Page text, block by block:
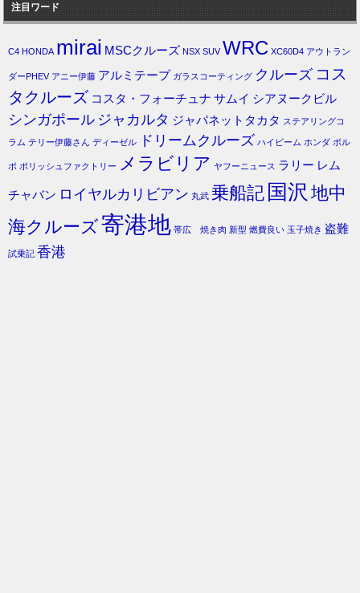
注目ワード
C4 HONDA mirai MSCクルーズ NSX SUV WRC XC60D4 アウトラン
ダーPHEV アニー伊藤 アルミテープ ガラスコーティング クルーズ コス
タクルーズ コスタ・フォーチュナ サムイ シアヌークビル
シンガポール ジャカルタ ジャパネットタカタ ステアリングコ
ラム テリー伊藤さん ディーゼル ドリームクルーズ ハイビーム ホンダ ボル
ボ ポリッシュファクトリー メラビリア ヤフーニュース ラリー レム
チャバン ロイヤルカリビアン 丸武 乗船記 国沢 地中
海クルーズ寄港地 帯広 焼き肉 新型 燃費良い 玉子焼き 盗難
試乗記 香港